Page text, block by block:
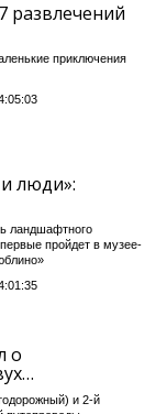
развлечений
приключения
люди»:
ландшафтного
пройдет в музее-
о
и 2-й